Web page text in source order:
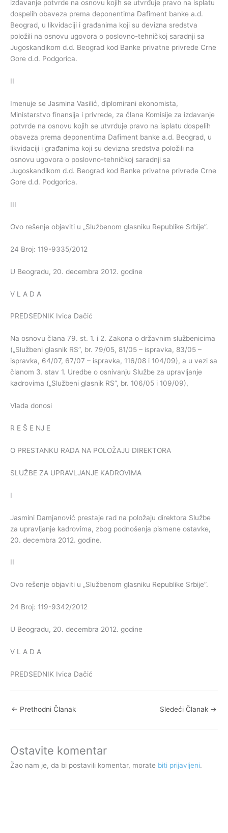
izdavanje potvrde na osnovu kojih se utvrđuje pravo na isplatu
dospelih obaveza prema deponentima Dafiment banke a.d.
Beograd, u likvidaciji i građanima koji su devizna sredstva
položili na osnovu ugovora o poslovno-tehničkoj saradnji sa
Jugoskandikom d.d. Beograd kod Banke privatne privrede Crne
Gore d.d. Podgorica.
II
Imenuje se Jasmina Vasilić, diplomirani ekonomista,
Ministarstvo finansija i privrede, za člana Komisije za izdavanje
potvrde na osnovu kojih se utvrđuje pravo na isplatu dospelih
obaveza prema deponentima Dafiment banke a.d. Beograd, u
likvidaciji i građanima koji su devizna sredstva položili na
osnovu ugovora o poslovno-tehničkoj saradnji sa
Jugoskandikom d.d. Beograd kod Banke privatne privrede Crne
Gore d.d. Podgorica.
III
Ovo rešenje objaviti u „Službenom glasniku Republike Srbije”.
24 Broj: 119-9335/2012
U Beogradu, 20. decembra 2012. godine
V L A D A
PREDSEDNIK Ivica Dačić
Na osnovu člana 79. st. 1. i 2. Zakona o državnim službenicima
(„Službeni glasnik RS”, br. 79/05, 81/05 – ispravka, 83/05 –
ispravka, 64/07, 67/07 – ispravka, 116/08 i 104/09), a u vezi sa
članom 3. stav 1. Uredbe o osnivanju Službe za upravljanje
kadrovima („Službeni glasnik RS”, br. 106/05 i 109/09),
Vlada donosi
R E Š E NJ E
O PRESTANKU RADA NA POLOŽAJU DIREKTORA
SLUŽBE ZA UPRAVLJANJE KADROVIMA
I
Jasmini Damjanović prestaje rad na položaju direktora Službe
za upravljanje kadrovima, zbog podnošenja pismene ostavke,
20. decembra 2012. godine.
II
Ovo rešenje objaviti u „Službenom glasniku Republike Srbije”.
24 Broj: 119-9342/2012
U Beogradu, 20. decembra 2012. godine
V L A D A
PREDSEDNIK Ivica Dačić
← Prethodni Članak Sledeći Članak →
Ostavite komentar
Žao nam je, da bi postavili komentar, morate biti prijavljeni.